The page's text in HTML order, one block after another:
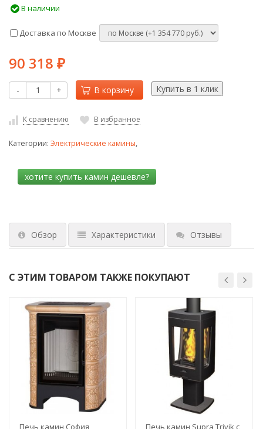
В наличии
Доставка по Москве
90 318 ₽
- + В корзину
К сравнению В избранное
Категории: Электрические камины,
Обзор Характеристики Отзывы
С ЭТИМ ТОВАРОМ ТАКЖЕ ПОКУПАЮТ
Печь камин София Печь камин Supra Trivik с